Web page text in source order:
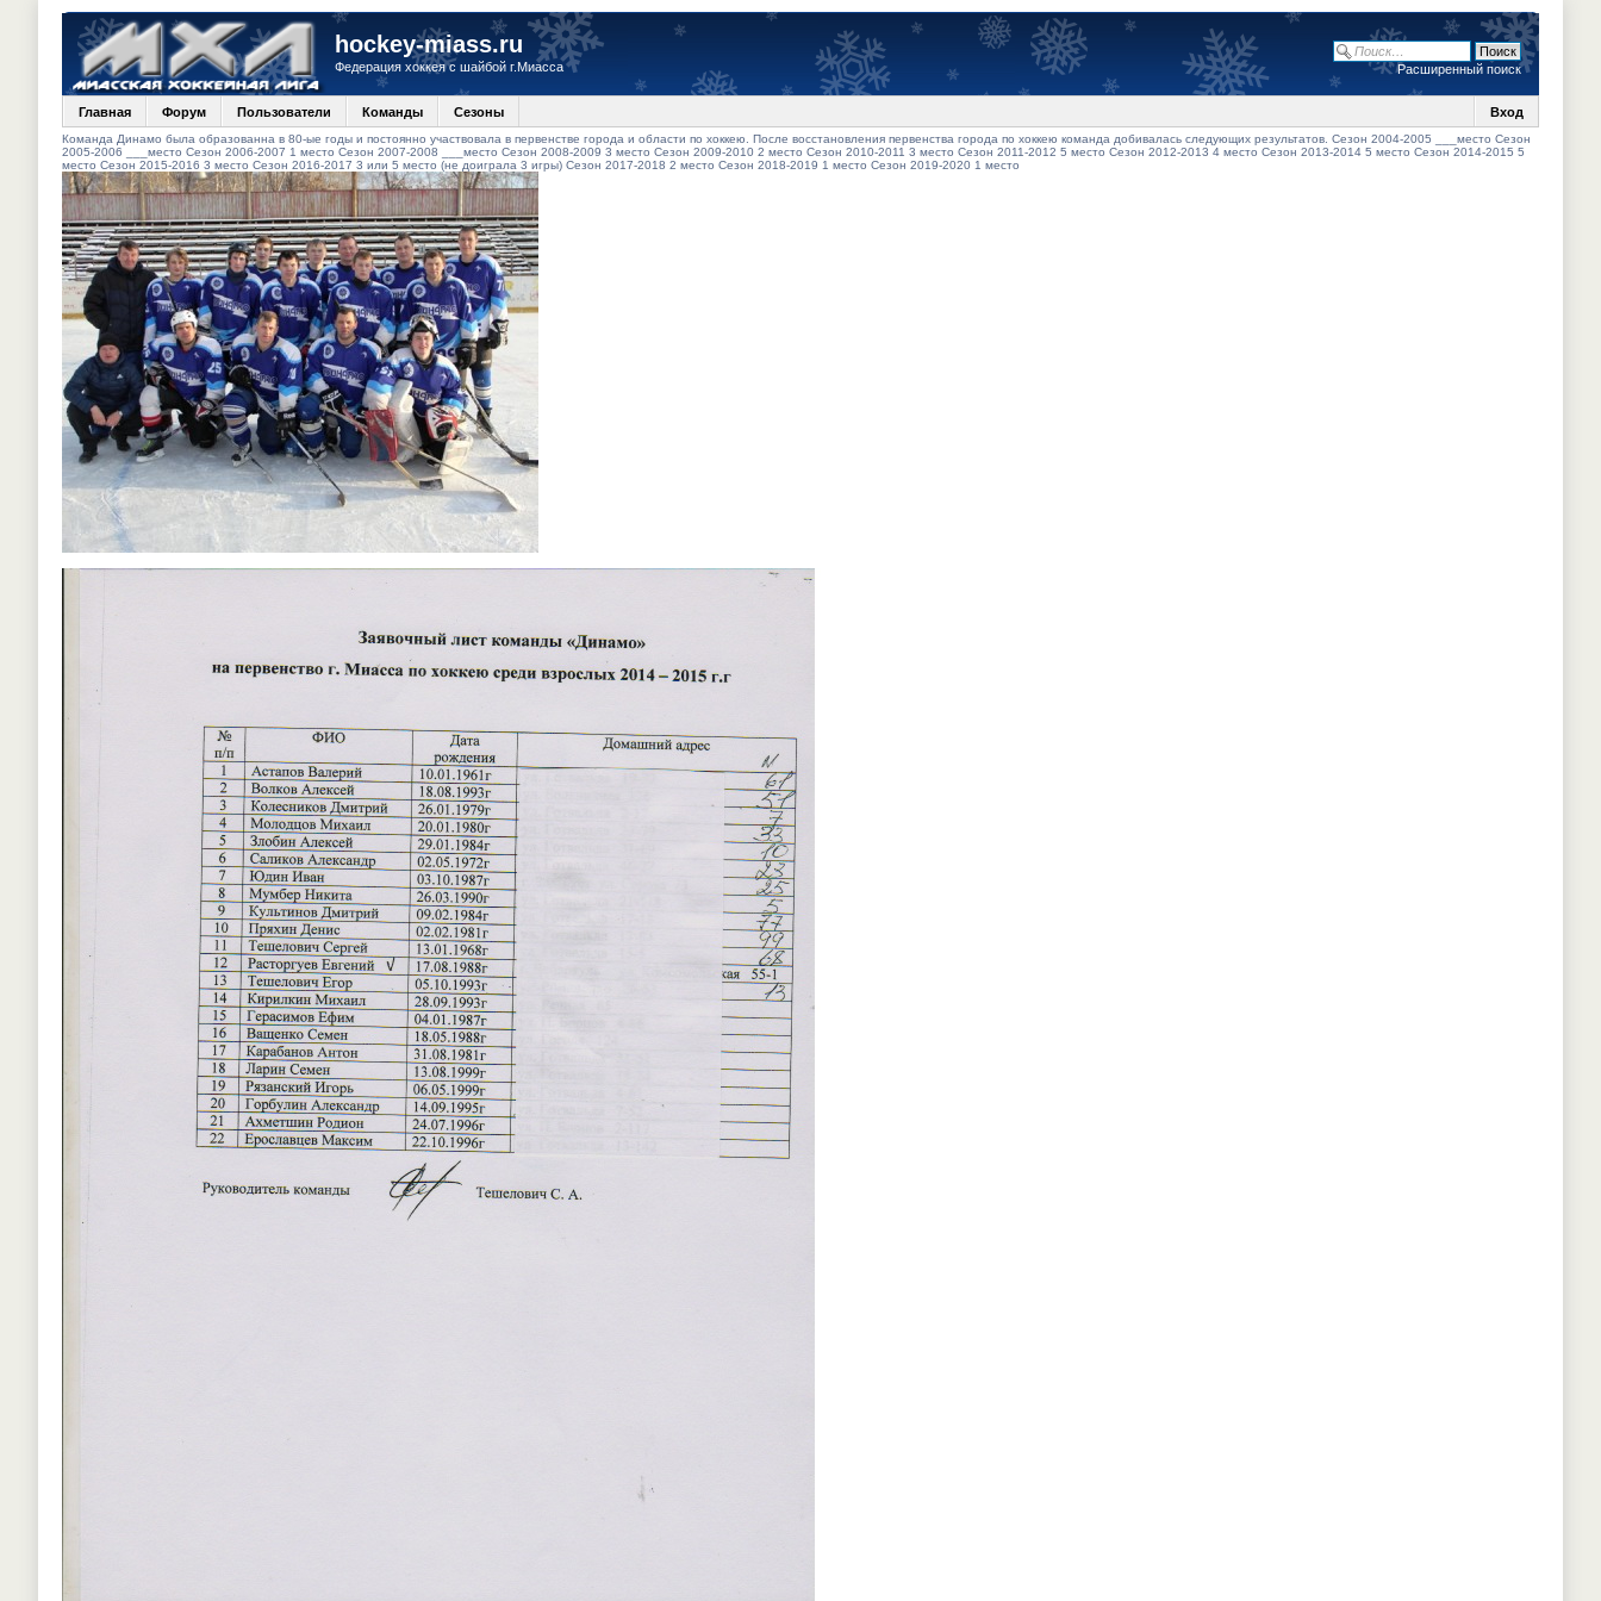
hockey-miass.ru
Федерация хоккея с шайбой г.Миасса Расширенный поиск
Главная Форум Пользователи Команды Сезоны Вход
Команда Динамо была образованна в 80-ые годы и постоянно участвовала в первенстве города и области по хоккею. После восстановления первенства города по хоккею команда добивалась следующих результатов. Сезон 2004-2005 ___место Сезон
2005-2006 ___место Сезон 2006-2007 1 место Сезон 2007-2008 ___место Сезон 2008-2009 3 место Сезон 2009-2010 2 место Сезон 2010-2011 3 место Сезон 2011-2012 5 место Сезон 2012-2013 4 место Сезон 2013-2014 5 место Сезон 2014-2015 5
место Сезон 2015-2016 3 место Сезон 2016-2017 3 или 5 место (не доиграла 3 игры) Сезон 2017-2018 2 место Сезон 2018-2019 1 место Сезон 2019-2020 1 место